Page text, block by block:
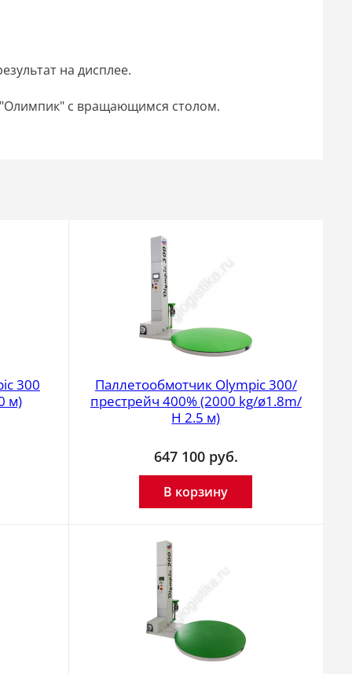
на дисплее.
с вращающимся столом.
300
м)
Паллетообмотчик Olympic 300/
престрейч 400% (2000 kg/ø1.8m/
H 2.5 м)
647 100 руб.
В корзину